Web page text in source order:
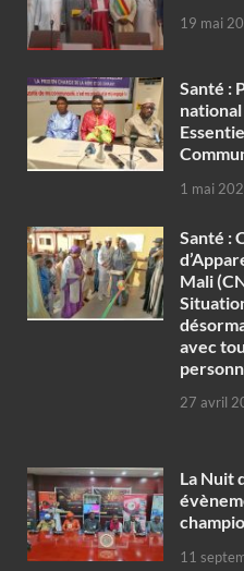
19 mai
Santé :
1 mai
Santé :
Mali
avec
27 avril
‎La Nuit
11